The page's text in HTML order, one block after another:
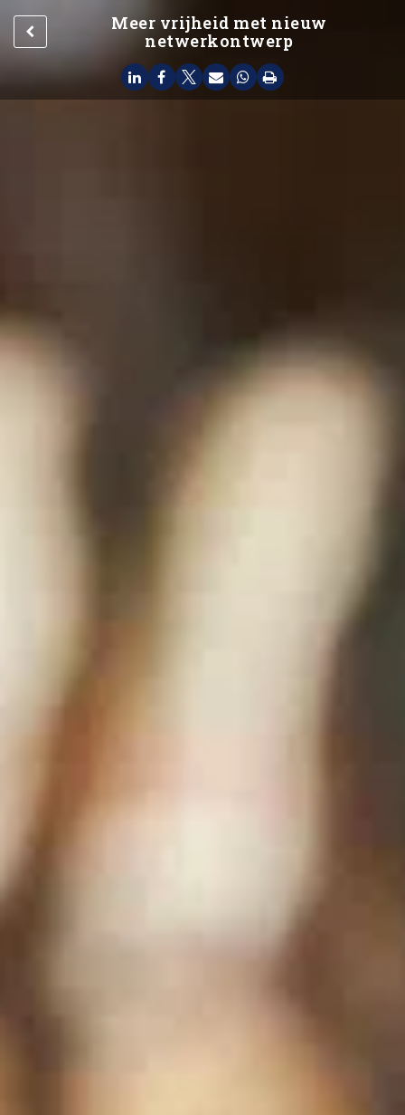
Meer vrijheid met nieuw
netwerkontwerp